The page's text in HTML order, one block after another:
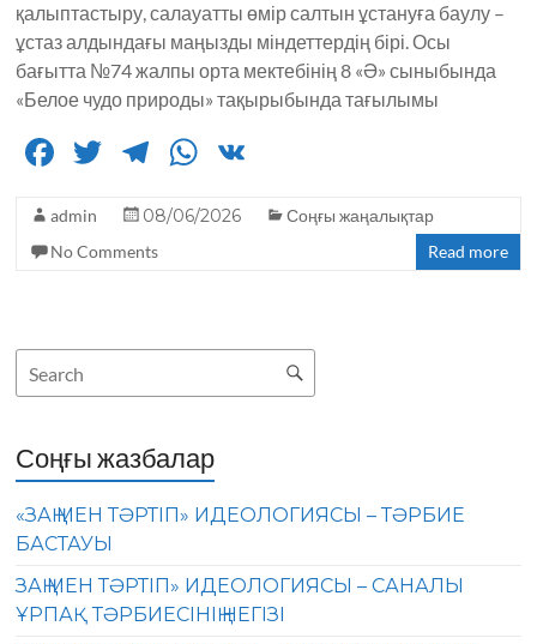
қалыптастыру, салауатты өмір салтын ұстануға баулу –
ұстаз алдындағы маңызды міндеттердің бірі. Осы
бағытта №74 жалпы орта мектебінің 8 «Ә» сыныбында
«Белое чудо природы» тақырыбында тағылымы
F
c
e
o
o
T
it
te
T
e
g
m
W
a
p
admin 08/06/2026
Соңғы жаңалықтар
No Comments
Read more
Соңғы жазбалар
«ЗАҢ МЕН ТӘРТІП» ИДЕОЛОГИЯСЫ – ТӘРБИЕ
БАСТАУЫ
ЗАҢ МЕН ТӘРТІП» ИДЕОЛОГИЯСЫ – САНАЛЫ
ҰРПАҚ ТӘРБИЕСІНІҢ НЕГІЗІ